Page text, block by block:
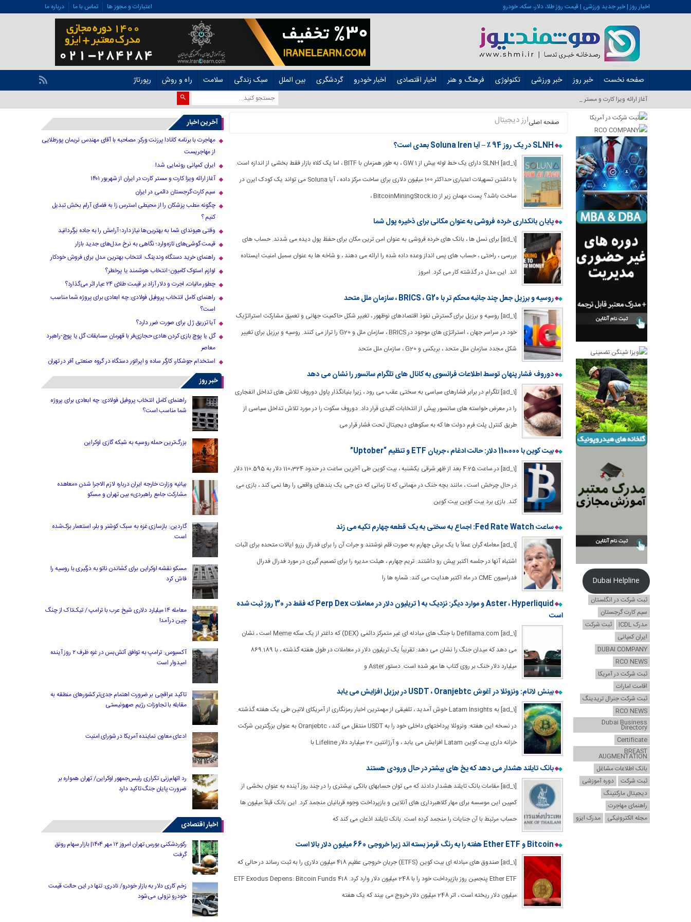
اخبار روز | خبر جدید ورزشی | قیمت روز طلا، دلار، سکه، خودرو اعتبارات و مجوز ها تماس با ما درباره ما
صفحه نخست خبر روز خبر ورزشی تکنولوژی فرهنگ و هنر اخبار اقتصادی اخبار خودرو گردشگری بین الملل سبک زندگی سلامت راه و روش رپورتاژ
آغاز ارائه ویزا کارت و مستر کارت در ایرا_
صفحه اصلیارز دیجیتال
SLNH در یک روز 94 ٪ – آیا Soluna Iren بعدی است؟
[ad_1] SLNH دارای یک خط لوله بیش از 1 GW ، به طور همزمان با BITF ، اما یک کلاه بازار فقط بخشی از اندازه است.
با داشتن تسهیلات اعتباری حداکثر 100 میلیون دلاری برای ساخت مرکز داده ، آیا Soluna می تواند یک کودک ایرن در
ساخت باشد؟ پست مهمان زیر از BitcoinMiningStock.io ،
پایان بانکداری خرده فروشی به عنوان مکانی برای ذخیره پول شما
[ad_1] برای نسل ها ، بانک های خرده فروشی به عنوان امن ترین مکان برای حفظ پول دیده می شدند. حساب های
بررسی ، راحتی ، حساب های پس انداز وعده داده شده را ارائه می دهند ، و شاخه ها به عنوان سمبل امنیت ایستاده
اند. این مدل در گذشته کار می کرد. امروز
روسیه و برزیل جعل چند جانبه محکم تر با BRICS ، G20 ، سازمان ملل متحد
[ad_1] روسیه و برزیل برای گسترش نفوذ اقتصادهای نوظهور ، تغییر شکل حاکمیت جهانی و تعمیق مشارکت استراتژیک
خود در سراسر جهان ، استراتژی های موجود در BRICS ، سازمان ملل و G20 را تراز می کنند. روسیه و برزیل برای تغییر
شکل مجدد سازمان ملل متحد ، بریکس و G20 ، سازمان ملل متحد
دوروف فشار پنهان توسط اطلاعات فرانسوی به کانال های تلگرام سانسور را نشان می دهد
[ad_1] تلگرام در برابر فشارهای سیاسی به سختی عقب می رود ، زیرا بنیانگذار پاول دوروف تلاش های تداخل انفجاری
را در معرض خواسته های سانسور پیش از انتخابات کلیدی قرار داد. دوروف سکوت را در مورد تلاش تداخل سیاسی از
طریق کنترل پلت فرم دولت ها که به سکوهای دیجیتال تحت فشار قرار می
بیت کوین با 110،000 دلار: حالت ادغام ، جریان ETF و تنظیم “Uptober”
[ad_1] در ساعت 4:25 بعد از ظهر شرقی یکشنبه ، بیت کوین طی آخرین ساعت در حدود 110،324 دلار به 110.595 دلار
در حال چرخش است ، مانند بچه خنک در مهمانی که تا زمانی که دی جی یک بندهای واقعی را رها نمی کند ، بازی می
کند. بازی برد بیت کوین بیت کوین
ساعت Fed Rate Watch: اجماع به سختی به یک قطعه چهارم تکیه می زند
[ad_1] معامله گران عملاً با یک برش چهارم به صورت قلم نوشتند و جرات آن را برای فدرال رزرو ایالات متحده برای اثبات
اشتباه آنها در جلسه اکتبر پیش رو داشتند. تریم چهارم ، هیئت مدیره را برای تصمیم گیری در مورد فدرال فدرال
فدراسیون CME در ماه اکتبر هدایت می کند: شماره ها را
Aster ، Hyperliquid و موارد دیگر: نزدیک به 1 تریلیون دلار در معاملات Perp Dex که فقط در 30 روز ثبت شده
است
[ad_1] Defillama.com با جنگ های مبادله ای غیر متمرکز دائمی (DEX) که داغتر از یک سکه Meme است ، نشان
می دهد که میدان جنگ را نشان می دهد: تقریباً یک تریلیون دلار در معاملات در طول هفته گذشته ، با 869.189
میلیارد دلار خنک بر روی کتاب ها مهر شده است. دستور Aster و
بینش لاتام: ونزوئلا در آغوش USDT ، Oranjebtc در برزیل افزایش می یابد
[ad_1] به Latam Insights خوش آمدید ، تلفیقی از مهمترین اخبار رمزنگاری از آمریکای لاتین طی یک هفته گذشته.
در نسخه این هفته: ونزوئلا پرداختهای داخلی خود را به USDT منتقل می کند ، Oranjebtc به عنوان بزرگترین شرکت
خزانه داری بیت کوین Latam افزایش می یابد ، و آرژانتین 20 میلیارد دلار Lifeline با
بانک تایلند هشدار می دهد که یخ های بیشتر در حال ورودی هستند
[ad_1] مقامات بانک تایلند هشدار دادند که می توان حسابهای بانکی بیشتری را در چند روز آینده به عنوان بخشی از
کمپین این موسسه برای مهار کلاهبرداری های آنلاین و بازپرداخت وجوه قربانیان منجمد کرد. این بانک قبلاً میلیون ها
حساب مرتبط با آن جنایات را منجمد کرده است. بانک تایلند اذعان می کند که
Bitcoin و Ether ETF هفته را به رنگ قرمز بسته اند زیرا خروجی 660 میلیون دلار بالا است
[ad_1] صندوق های مبادله ای بیت کوین (ETFS) جریان خروجی عظیم 418 میلیون دلاری را به ثبت رساند در حالی که
Ether ETF پنجمین روز بازپرداخت خود را با 248 میلیون دلار وارد کرد. ETF Exodus Depens: Bitcoin Funds 418
میلیون دلار ریخته است ، اتر 248 میلیون دلار خروج می بیند که یک هفته
Dubai Helpline
ثبت شرکت در انگلستان
سیم کارت گرجستان
مدرک ICDL
ثبت شرکت
ایران کمپانی
DUBAI COMPANY
RCO NEWS
ثبت شرکت در آمریکا
اقامت امارات
ثبت شرکت جنرال تریدینگ
RCO NEWS
Dubai Business
Directory
Certificate
BREAST
AUGMENTATION
بانک اطلاعات مشاغل
ثبت شرکت
دوره آموزشی
دیجیتال مارکتینگ
راهنمای مهاجرت
مجله الکترونیکی
مدرک ایزو
آخرین اخبار
مهاجرت با برنامه کانادا پرزنت ورکر: مصاحبه با آقای مهندس نریمان پورطلایی
از مهاجریست
ایران کمپانی رونمایی شد!
آغاز ارائه ویزا کارت و مستر کارت در ایران از شهریور ۱۴۰۱
سیم کارت گرجستان دائمی در ایران
چگونه مطب پزشکان را از محیطی استرس زا به فضای آرام بخش تبدیل
کنیم ؟
وقتی هیوندای شما به بهترین‌ها نیاز دارد؛ آرامش را به جاده برگردانید
قیمت گوشی‌های تازه‌وارد؛ نگاهی به نرخ مدل‌های جدید بازار
راهنمای خرید دستگاه وندینگ: انتخاب بهترین مدل برای فروش خودکار
لوازم استوک کامیون؛ انتخاب هوشمند یا پرخطر؟
چطور مالیات، اجرت و دلار آزاد بر قیمت طلای ۲۴ عیار اثر می‌گذارد؟
راهنمای کامل انتخاب پروفیل فولادی: چه ابعادی برای پروژه شما مناسب
است؟
آیا تزریق ژل برای صورت ضرر دارد​؟
گل یا پوچ بازی کردن هادی حجازی‌فر با قهرمان مسابقات گل یا پوچ-راهبرد
معاصر
استخدام جوشکار، کارگر ساده و اپراتور دستگاه در گروه صنعتی آفر در تهران
خبر روز
راهنمای کامل انتخاب پروفیل فولادی: چه ابعادی برای پروژه
شما مناسب است؟
بزرگ‌ترین حمله روسیه به شبکه گازی اوکراین
بیانیه وزارت خارجه ایران درباره لازم‌ الاجرا شدن «معاهده
مشارکت جامع راهبردی» بین تهران و مسکو
گاردین: بازسازی غزه به سبک کوشنر و بلر، استعمار بزک‌شده
است
مسکو نقشه اوکراین برای کشاندن ناتو به درگیری با روسیه را
فاش کرد
معامله ۱۴ میلیارد دلاری شیخ عرب با ترامپ / تیک‌تاک از چنگ
چین درآمد!
آکسیوس: ترامپ به توافق آتش‌بس در غزه ظرف ۲ روز آینده
امیدوار است
تاکید عراقچی بر ضرورت اهتمام جدی‌تر کشورهای منطقه به
مقابله با تجاوزات رژیم صهیونیستی
ادعای معاون نماینده آمریکا در شورای امنیت
رد اتهام‌زنی تکراری رئیس‌جمهور اوکراین/ تهران همواره بر
ضرورت پایان جنگ تاکید دارد
اخبار اقتصادی
رکوردشکنی بورس تهران امروز ۱۲ مهر ۱۴۰۴| بازار سهام رونق
گرفت
زخم کاری دلار به بازار خودرو/ نادری: تنها در این حالت قیمت
خودرو نزولی می‌شود